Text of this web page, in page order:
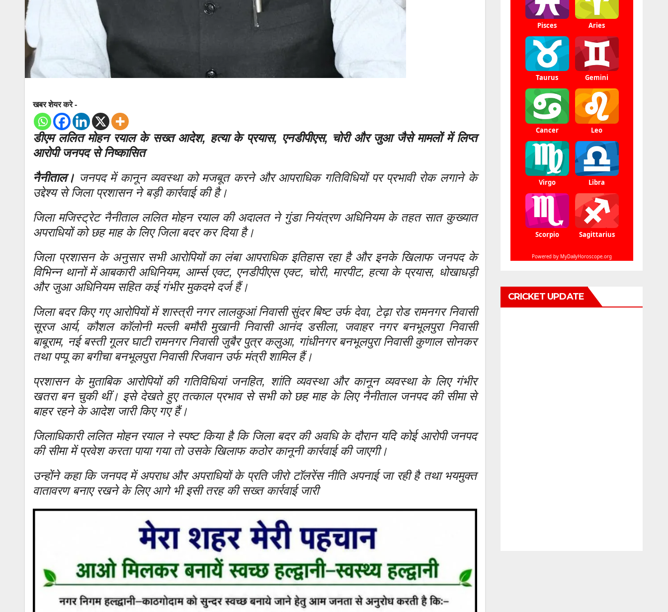
खबर शेयर करे -
डीएम ललित मोहन रयाल के सख्त आदेश, हत्या के प्रयास, एनडीपीएस, चोरी और जुआ जैसे मामलों में लिप्त
आरोपी जनपद से निष्कासित
नैनीताल। जनपद में कानून व्यवस्था को मजबूत करने और आपराधिक गतिविधियों पर प्रभावी रोक लगाने के
उद्देश्य से जिला प्रशासन ने बड़ी कार्रवाई की है।
जिला मजिस्ट्रेट नैनीताल ललित मोहन रयाल की अदालत ने गुंडा नियंत्रण अधिनियम के तहत सात कुख्यात
अपराधियों को छह माह के लिए जिला बदर कर दिया है।
जिला प्रशासन के अनुसार सभी आरोपियों का लंबा आपराधिक इतिहास रहा है और इनके खिलाफ जनपद के
विभिन्न थानों में आबकारी अधिनियम, आर्म्स एक्ट, एनडीपीएस एक्ट, चोरी, मारपीट, हत्या के प्रयास, धोखाधड़ी
और जुआ अधिनियम सहित कई गंभीर मुकदमे दर्ज हैं।
जिला बदर किए गए आरोपियों में शास्त्री नगर लालकुआं निवासी सुंदर बिष्ट उर्फ देवा, टेढ़ा रोड रामनगर निवासी
सूरज आर्य, कौशल कॉलोनी मल्ली बमौरी मुखानी निवासी आनंद डसीला, जवाहर नगर बनभूलपुरा निवासी
बाबूराम, नई बस्ती गूलर घाटी रामनगर निवासी जुबैर पुत्र कलुआ, गांधीनगर बनभूलपुरा निवासी कुणाल सोनकर
तथा पप्पू का बगीचा बनभूलपुरा निवासी रिजवान उर्फ मंत्री शामिल हैं।
प्रशासन के मुताबिक आरोपियों की गतिविधियां जनहित, शांति व्यवस्था और कानून व्यवस्था के लिए गंभीर
खतरा बन चुकी थीं। इसे देखते हुए तत्काल प्रभाव से सभी को छह माह के लिए नैनीताल जनपद की सीमा से
बाहर रहने के आदेश जारी किए गए हैं।
जिलाधिकारी ललित मोहन रयाल ने स्पष्ट किया है कि जिला बदर की अवधि के दौरान यदि कोई आरोपी जनपद
की सीमा में प्रवेश करता पाया गया तो उसके खिलाफ कठोर कानूनी कार्रवाई की जाएगी।
उन्होंने कहा कि जनपद में अपराध और अपराधियों के प्रति जीरो टॉलरेंस नीति अपनाई जा रही है तथा भयमुक्त
वातावरण बनाए रखने के लिए आगे भी इसी तरह की सख्त कार्रवाई जारी
CRICKET UPDATE